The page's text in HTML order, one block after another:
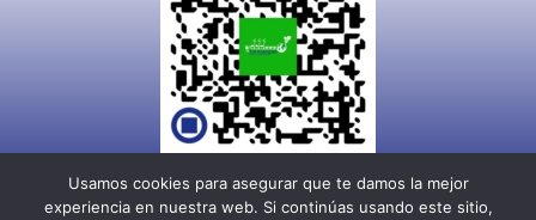
Usamos cookies para asegurar que te damos la mejor
experiencia en nuestra web. Si continúas usando este sitio,